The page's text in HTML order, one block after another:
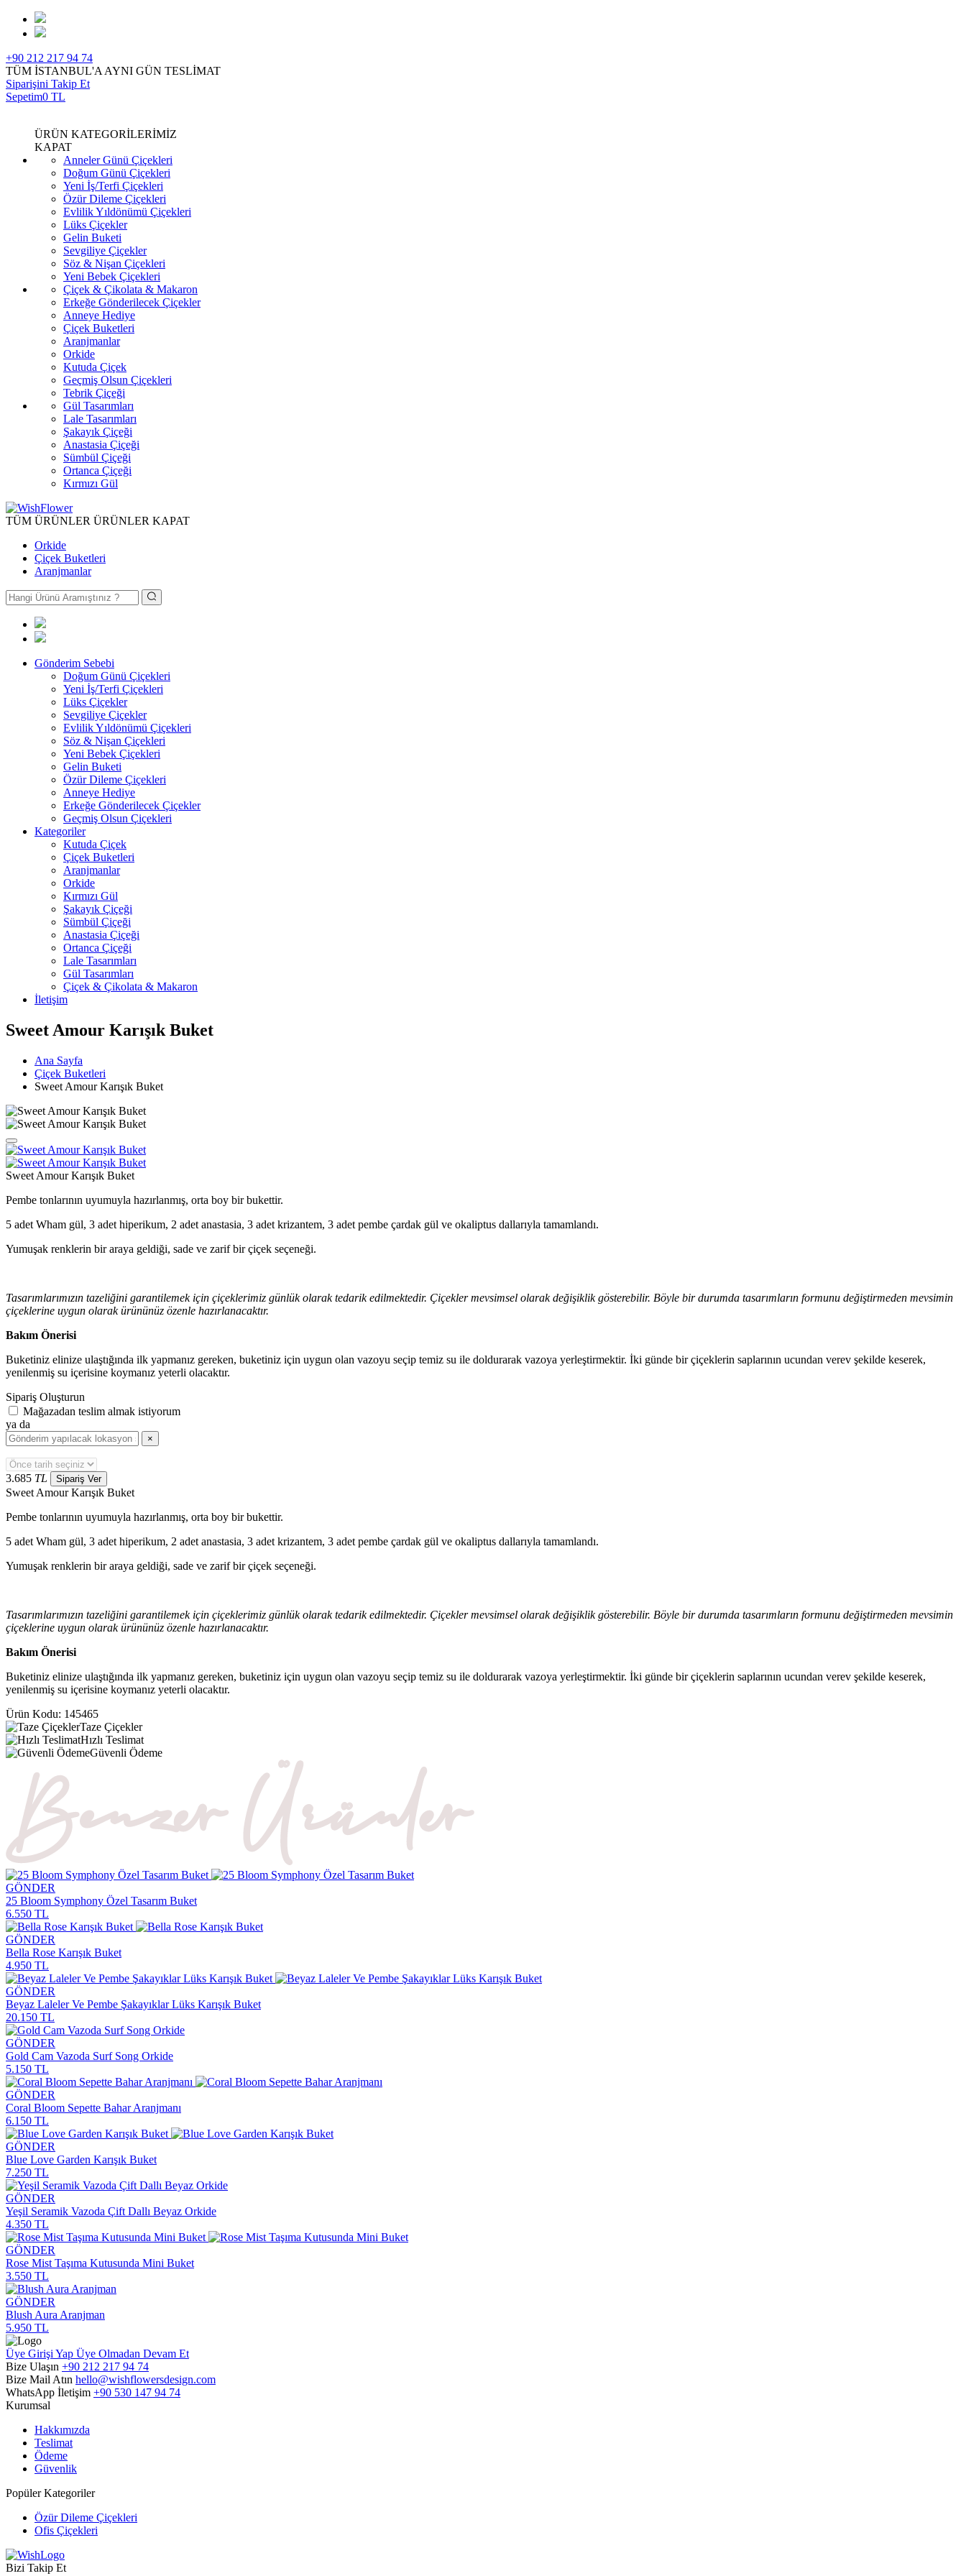
+90 212 217 94 74
TÜM İSTANBUL'A AYNI GÜN TESLİMAT
Siparişini Takip Et
Sepetim0 TL
ÜRÜN KATEGORİLERİMİZ
KAPAT
Anneler Günü Çiçekleri
Doğum Günü Çiçekleri
Yeni İş/Terfi Çiçekleri
Özür Dileme Çiçekleri
Evlilik Yıldönümü Çiçekleri
Lüks Çiçekler
Gelin Buketi
Sevgiliye Çiçekler
Söz & Nişan Çiçekleri
Yeni Bebek Çiçekleri
Çiçek & Çikolata & Makaron
Erkeğe Gönderilecek Çiçekler
Anneye Hediye
Çiçek Buketleri
Aranjmanlar
Orkide
Kutuda Çiçek
Geçmiş Olsun Çiçekleri
Tebrik Çiçeği
Gül Tasarımları
Lale Tasarımları
Şakayık Çiçeği
Anastasia Çiçeği
Sümbül Çiçeği
Ortanca Çiçeği
Kırmızı Gül
TÜM ÜRÜNLER ÜRÜNLER KAPAT
Orkide
Çiçek Buketleri
Aranjmanlar
Gönderim Sebebi
Doğum Günü Çiçekleri
Yeni İş/Terfi Çiçekleri
Lüks Çiçekler
Sevgiliye Çiçekler
Evlilik Yıldönümü Çiçekleri
Söz & Nişan Çiçekleri
Yeni Bebek Çiçekleri
Gelin Buketi
Özür Dileme Çiçekleri
Anneye Hediye
Erkeğe Gönderilecek Çiçekler
Geçmiş Olsun Çiçekleri
Kategoriler
Kutuda Çiçek
Çiçek Buketleri
Aranjmanlar
Orkide
Kırmızı Gül
Şakayık Çiçeği
Sümbül Çiçeği
Anastasia Çiçeği
Ortanca Çiçeği
Lale Tasarımları
Gül Tasarımları
Çiçek & Çikolata & Makaron
İletişim
Sweet Amour Karışık Buket
Ana Sayfa
Çiçek Buketleri
Sweet Amour Karışık Buket
Sweet Amour Karışık Buket
Pembe tonlarının uyumuyla hazırlanmış, orta boy bir bukettir.
5 adet Wham gül, 3 adet hiperikum, 2 adet anastasia, 3 adet krizantem, 3 adet pembe çardak gül ve okaliptus dallarıyla tamamlandı.
Yumuşak renklerin bir araya geldiği, sade ve zarif bir çiçek seçeneği.
Tasarımlarımızın tazeliğini garantilemek için çiçeklerimiz günlük olarak tedarik edilmektedir. Çiçekler mevsimsel olarak değişiklik gösterebilir. Böyle bir durumda tasarımların formunu değiştirmeden mevsimin
çiçeklerine uygun olarak ürününüz özenle hazırlanacaktır.
Bakım Önerisi
Buketiniz elinize ulaştığında ilk yapmanız gereken, buketiniz için uygun olan vazoyu seçip temiz su ile doldurarak vazoya yerleştirmektir. İki günde bir çiçeklerin saplarının ucundan verev şekilde keserek,
yenilenmiş su içerisine koymanız yeterli olacaktır.
Sipariş Oluşturun
Mağazadan teslim almak istiyorum
ya da
×
3.685 TL Sipariş Ver
Sweet Amour Karışık Buket
Pembe tonlarının uyumuyla hazırlanmış, orta boy bir bukettir.
5 adet Wham gül, 3 adet hiperikum, 2 adet anastasia, 3 adet krizantem, 3 adet pembe çardak gül ve okaliptus dallarıyla tamamlandı.
Yumuşak renklerin bir araya geldiği, sade ve zarif bir çiçek seçeneği.
Tasarımlarımızın tazeliğini garantilemek için çiçeklerimiz günlük olarak tedarik edilmektedir. Çiçekler mevsimsel olarak değişiklik gösterebilir. Böyle bir durumda tasarımların formunu değiştirmeden mevsimin
çiçeklerine uygun olarak ürününüz özenle hazırlanacaktır.
Bakım Önerisi
Buketiniz elinize ulaştığında ilk yapmanız gereken, buketiniz için uygun olan vazoyu seçip temiz su ile doldurarak vazoya yerleştirmektir. İki günde bir çiçeklerin saplarının ucundan verev şekilde keserek,
yenilenmiş su içerisine koymanız yeterli olacaktır.
Ürün Kodu: 145465
Taze Çiçekler
Hızlı Teslimat
Güvenli Ödeme
GÖNDER
25 Bloom Symphony Özel Tasarım Buket
6.550 TL
GÖNDER
Bella Rose Karışık Buket
4.950 TL
GÖNDER
Beyaz Laleler Ve Pembe Şakayıklar Lüks Karışık Buket
20.150 TL
GÖNDER
Gold Cam Vazoda Surf Song Orkide
5.150 TL
GÖNDER
Coral Bloom Sepette Bahar Aranjmanı
6.150 TL
GÖNDER
Blue Love Garden Karışık Buket
7.250 TL
GÖNDER
Yeşil Seramik Vazoda Çift Dallı Beyaz Orkide
4.350 TL
GÖNDER
Rose Mist Taşıma Kutusunda Mini Buket
3.550 TL
GÖNDER
Blush Aura Aranjman
5.950 TL
Üye Girişi Yap Üye Olmadan Devam Et
Bize Ulaşın +90 212 217 94 74
Bize Mail Atın hello@wishflowersdesign.com
WhatsApp İletişim +90 530 147 94 74
Kurumsal
Hakkımızda
Teslimat
Ödeme
Güvenlik
Popüler Kategoriler
Özür Dileme Çiçekleri
Ofis Çiçekleri
Bizi Takip Et